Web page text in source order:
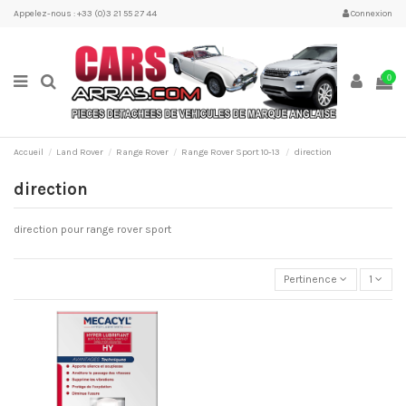
Appelez-nous : +33 (0)3 21 55 27 44 Connexion
0
Accueil Land Rover Range Rover Range Rover Sport 10-13 direction
direction
direction pour range rover sport
Pertinence 1